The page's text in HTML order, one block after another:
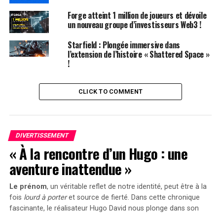
parser de The Crimson Diamond est particulièrement
bien conçu, même si certaines énigmes exigent une
précision qui peut frustrer.
Comprendre le Fonctionnement
du Parser de Texte
Pour ceux qui ne sont pas au fait, un tutoriel est
disponible. En gros, un parser de texte signifie que vous
boutons. Par exemple, en entrant « LOOK », le jeu vous
décrit la pièce dans laquelle vous vous trouvez, comme
« un vieux bureau avec une grande cheminée sculptée ».
Forge atteint 1 million de joueurs et dévoile
un nouveau groupe d’investisseurs Web3 !
Starfield : Plongée immersive dans
l’extension de l’histoire « Shattered Space »
!
CLICK TO COMMENT
DIVERTISSEMENT
« À la rencontre d’un Hugo : une
aventure inattendue »
Le prénom, un véritable reflet de notre identité, peut être à la
fois lourd à porteret source de fierté. Dans cette chronique
fascinante, le réalisateur Hugo David nous plonge dans son